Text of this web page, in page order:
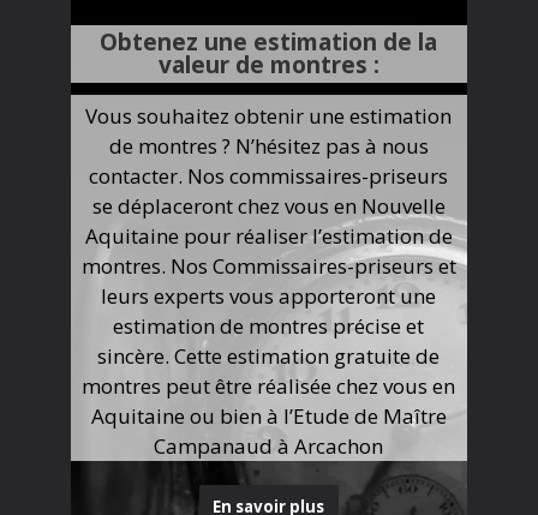
Obtenez une estimation de la
valeur de montres :
Vous souhaitez obtenir une estimation
de montres ? N’hésitez pas à nous
contacter. Nos commissaires-priseurs
se déplaceront chez vous en Nouvelle
Aquitaine pour réaliser l’estimation de
montres. Nos Commissaires-priseurs et
leurs experts vous apporteront une
estimation de montres précise et
sincère. Cette estimation gratuite de
montres peut être réalisée chez vous en
Aquitaine ou bien à l’Etude de Maître
Campanaud à Arcachon
En savoir plus